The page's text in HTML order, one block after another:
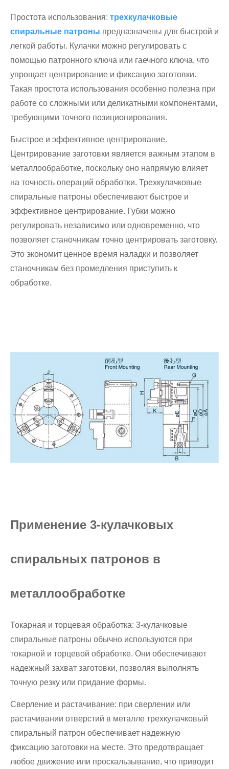
Простота использования: трехкулачковые
спиральные патроны предназначены для быстрой и
легкой работы. Кулачки можно регулировать с
помощью патронного ключа или гаечного ключа, что
упрощает центрирование и фиксацию заготовки.
Такая простота использования особенно полезна при
работе со сложными или деликатными компонентами,
требующими точного позиционирования.
Быстрое и эффективное центрирование.
Центрирование заготовки является важным этапом в
металлообработке, поскольку оно напрямую влияет
на точность операций обработки. Трехкулачковые
спиральные патроны обеспечивают быстрое и
эффективное центрирование. Губки можно
регулировать независимо или одновременно, что
позволяет станочникам точно центрировать заготовку.
Это экономит ценное время наладки и позволяет
станочникам без промедления приступить к
обработке.
Применение 3-кулачковых
спиральных патронов в
металлообработке
Токарная и торцевая обработка: 3-кулачковые
спиральные патроны обычно используются при
токарной и торцевой обработке. Они обеспечивают
надежный захват заготовки, позволяя выполнять
точную резку или придание формы.
Сверление и растачивание: при сверлении или
растачивании отверстий в металле трехкулачковый
спиральный патрон обеспечивает надежную
фиксацию заготовки на месте. Это предотвращает
любое движение или проскальзывание, что приводит